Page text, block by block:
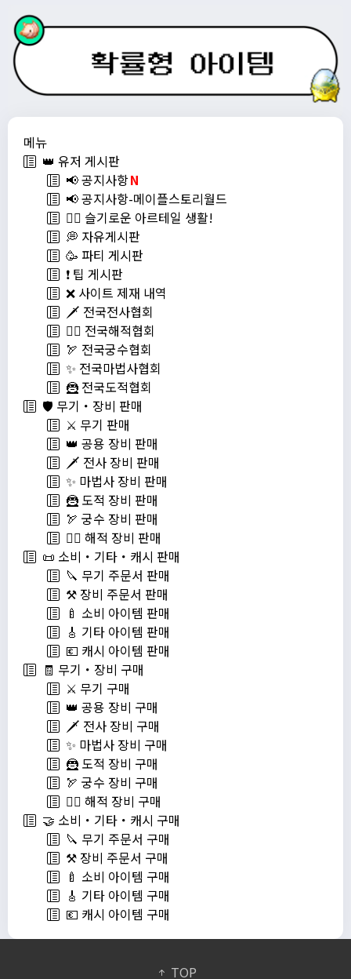
메뉴
👑 유저 게시판
📢 공지사항N
📢 공지사항-메이플스토리월드
💁‍♂ 슬기로운 아르테일 생활!
💭 자유게시판
🥳 파티 게시판
❗️ 팁 게시판
❌ 사이트 제재 내역
🗡️ 전국전사협회
🏴‍☠️ 전국해적협회
🏹 전국궁수협회
✨ 전국마법사협회
🦹 전국도적협회
🛡️ 무기・장비 판매
⚔️ 무기 판매
👑 공용 장비 판매
🗡️ 전사 장비 판매
✨ 마법사 장비 판매
🦹 도적 장비 판매
🏹 궁수 장비 판매
🏴‍☠️ 해적 장비 판매
📜 소비・기타・캐시 판매
🔪 무기 주문서 판매
⚒️ 장비 주문서 판매
🍼 소비 아이템 판매
🎸 기타 아이템 판매
💶 캐시 아이템 판매
🧾 무기・장비 구매
⚔️ 무기 구매
👑 공용 장비 구매
🗡️ 전사 장비 구매
✨ 마법사 장비 구매
🦹 도적 장비 구매
🏹 궁수 장비 구매
🏴‍☠️ 해적 장비 구매
🤝 소비・기타・캐시 구매
🔪 무기 주문서 구매
⚒️ 장비 주문서 구매
🍼 소비 아이템 구매
🎸 기타 아이템 구매
💶 캐시 아이템 구매
TOP